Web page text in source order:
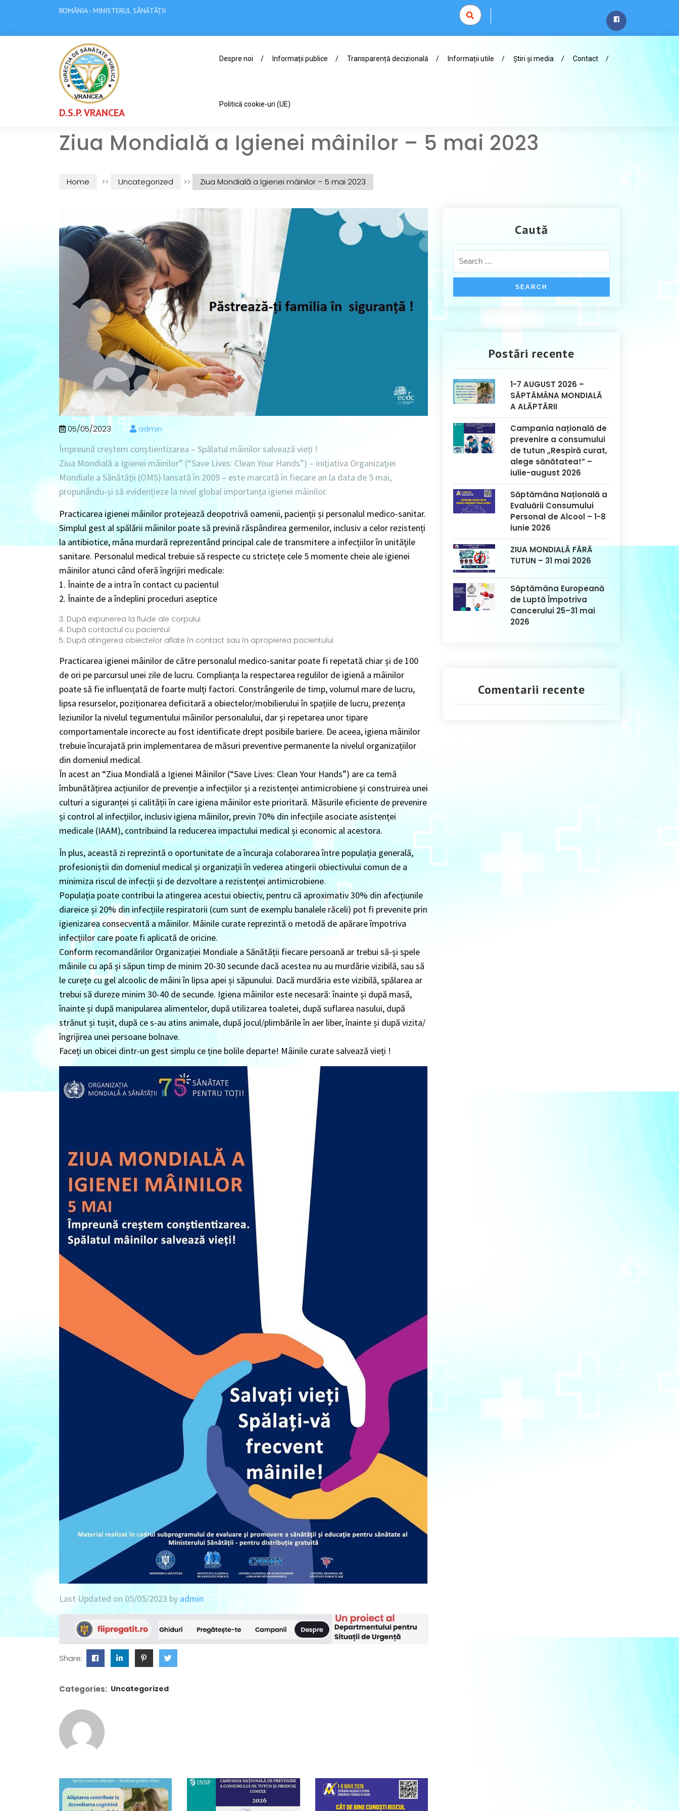
ROMÂNIA - MINISTERUL SĂNĂTĂȚII
D.S.P. VRANCEA
Despre noi Informații publice Transparență decizională Informații utile Știri și media Contact
Politică cookie-uri (UE)
Ziua Mondială a Igienei mâinilor – 5 mai 2023
Home >> Uncategorized >> Ziua Mondială a Igienei mâinilor – 5 mai 2023
05/05/2023 admin
Împreună creștem conștientizarea – Spălatul mâinilor salvează vieți !
Ziua Mondială a Igienei mâinilor” (“Save Lives: Clean Your Hands”) – iniţiativa Organizaţiei
Mondiale a Sănătăţii (OMS) lansată în 2009 – este marcată în fiecare an la data de 5 mai,
propunându-și să evidențieze la nivel global importanța igienei mâinilor.
Practicarea igienei mâinilor protejează deopotrivă oamenii, pacienții și personalul medico-sanitar.
Simplul gest al spălării mâinilor poate să prevină răspândirea germenilor, inclusiv a celor rezistenți
la antibiotice, mâna murdară reprezentând principal cale de transmitere a infecțiilor în unitățile
sanitare. Personalul medical trebuie să respecte cu strictețe cele 5 momente cheie ale igienei
mâinilor atunci când oferă îngrijiri medicale:
1. Înainte de a intra în contact cu pacientul
2. Înainte de a îndeplini proceduri aseptice
După expunerea la fluide ale corpului
După contactul cu pacientul
După atingerea obiectelor aflate în contact sau în apropierea pacientului
Practicarea igienei mâinilor de către personalul medico-sanitar poate fi repetată chiar și de 100
de ori pe parcursul unei zile de lucru. Complianța la respectarea regulilor de igienă a mâinilor
poate să fie influențată de foarte mulți factori. Constrângerile de timp, volumul mare de lucru,
lipsa resurselor, poziționarea deficitară a obiectelor/mobilierului în spațiile de lucru, prezența
leziunilor la nivelul tegumentului mâinilor personalului, dar și repetarea unor tipare
comportamentale incorecte au fost identificate drept posibile bariere. De aceea, igiena mâinilor
trebuie încurajată prin implementarea de măsuri preventive permanente la nivelul organizațiilor
din domeniul medical.
În acest an “Ziua Mondială a Igienei Mâinilor (“Save Lives: Clean Your Hands”) are ca temă
îmbunătățirea acțiunilor de prevenție a infecțiilor și a rezistenței antimicrobiene și construirea unei
culturi a siguranței și calității în care igiena mâinilor este prioritară. Măsurile eficiente de prevenire
și control al infecțiilor, inclusiv igiena mâinilor, previn 70% din infecțiile asociate asistenței
medicale (IAAM), contribuind la reducerea impactului medical și economic al acestora.
În plus, această zi reprezintă o oportunitate de a încuraja colaborarea între populația generală,
profesioniștii din domeniul medical și organizații în vederea atingerii obiectivului comun de a
minimiza riscul de infecții și de dezvoltare a rezistenței antimicrobiene.
Populația poate contribui la atingerea acestui obiectiv, pentru că aproximativ 30% din afecțiunile
diareice și 20% din infecțiile respiratorii (cum sunt de exemplu banalele răceli) pot fi prevenite prin
igienizarea consecventă a mâinilor. Mâinile curate reprezintă o metodă de apărare împotriva
infecțiilor care poate fi aplicată de oricine.
Conform recomandărilor Organizației Mondiale a Sănătății fiecare persoană ar trebui să-și spele
mâinile cu apă și săpun timp de minim 20-30 secunde dacă acestea nu au murdărie vizibilă, sau să
le curețe cu gel alcoolic de mâini în lipsa apei și săpunului. Dacă murdăria este vizibilă, spălarea ar
trebui să dureze minim 30-40 de secunde. Igiena mâinilor este necesară: înainte și după masă,
înainte și după manipularea alimentelor, după utilizarea toaletei, după suflarea nasului, după
strănut și tușit, după ce s-au atins animale, după jocul/plimbările în aer liber, înainte și după vizita/
îngrijirea unei persoane bolnave.
Faceți un obicei dintr-un gest simplu ce ține bolile departe! Mâinile curate salvează vieți !
Last Updated on 05/05/2023 by admin
Share:
Categories: Uncategorized
Caută
Postări recente
1-7 AUGUST 2026 –
SĂPTĂMÂNA MONDIALĂ
A ALĂPTĂRII
Campania națională de
prevenire a consumului
de tutun „Respiră curat,
alege sănătatea!” –
iulie-august 2026
Săptămâna Națională a
Evaluării Consumului
Personal de Alcool – 1-8
iunie 2026
ZIUA MONDIALĂ FĂRĂ
TUTUN – 31 mai 2026
Săptămâna Europeană
de Luptă Împotriva
Cancerului 25–31 mai
2026
Comentarii recente